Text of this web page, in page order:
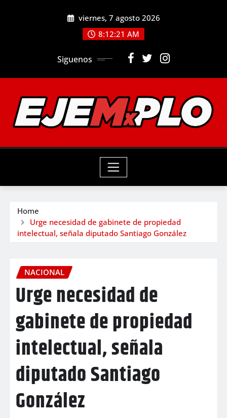
viernes, 7 agosto 2026
8:12:23 AM
Siguenos
Home
Urge necesidad de gabinete de propiedad
intelectual, señala diputado Santiago González
NACIONAL
Urge necesidad de
gabinete de propiedad
intelectual, señala
diputado Santiago
González